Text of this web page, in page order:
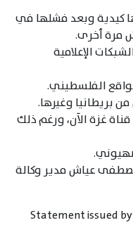
كيدية وبعد فشلها في
مرة أخرى.
الإعلامية
الفلسطيني.
بريطانيا وغيرها.
غزة الآن، ورغم ذلك
عياش مدير وكالة
Statement issued